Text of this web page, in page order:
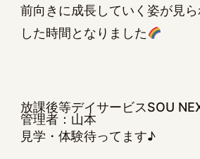
前向きに成長していく姿が見
した時間となりました
放課後等デイサービスSOU
管理者：山本
見学・体験待ってます♪